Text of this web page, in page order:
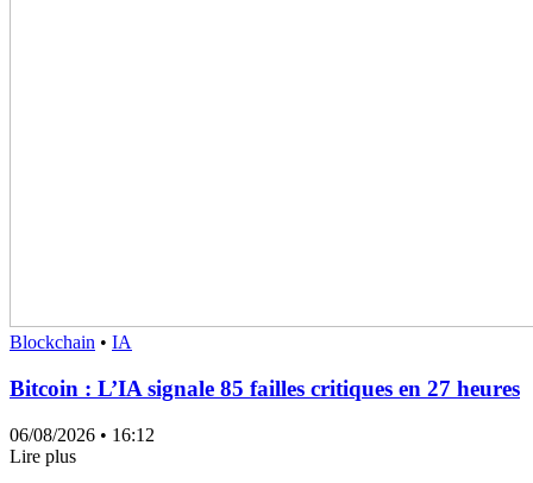
Blockchain • IA
Bitcoin : L’IA signale 85 failles critiques en 27 heures
06/08/2026 • 16:12
Lire plus